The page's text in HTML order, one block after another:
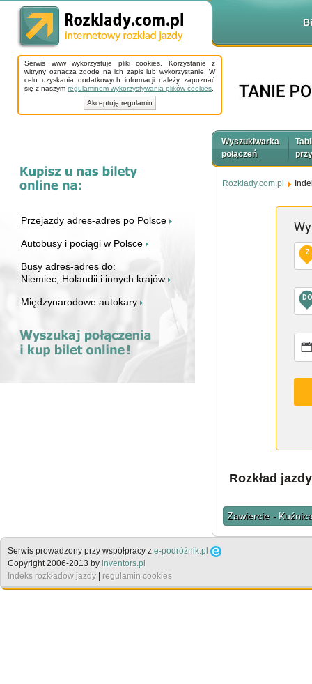
Serwis www wykorzystuje pliki cookies. Korzystanie z
witryny oznacza zgodę na ich zapis lub wykorzystanie. W
celu uzyskania dodatkowych informacji należy zapoznać
się z naszym regulaminem wykorzystywania plików cookies
Akceptuję regulamin
Przejazdy adres-adres po Polsce
Autobusy i pociągi w Polsce
Busy adres-adres do:
Niemiec, Holandii i innych krajów
Międzynarodowe autokary
Wyszukiwarka
połączeń
Rozklady.com.pl
Z
DO
Rozkład
Zawiercie -
Serwis prowadzony przy współpracy z e-podróżnik.pl
Copyright 2006-2013 by inventors.pl
Indeks rozkładów jazdy | regulamin cookies